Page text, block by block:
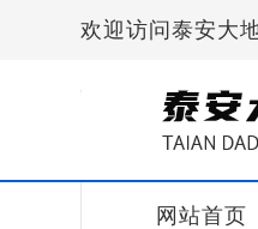
欢迎访问泰安大
网站首页